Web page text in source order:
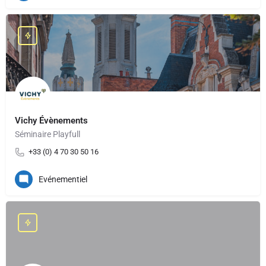
Vichy Évènements
Séminaire Playfull
+33 (0) 4 70 30 50 16
Evénementiel